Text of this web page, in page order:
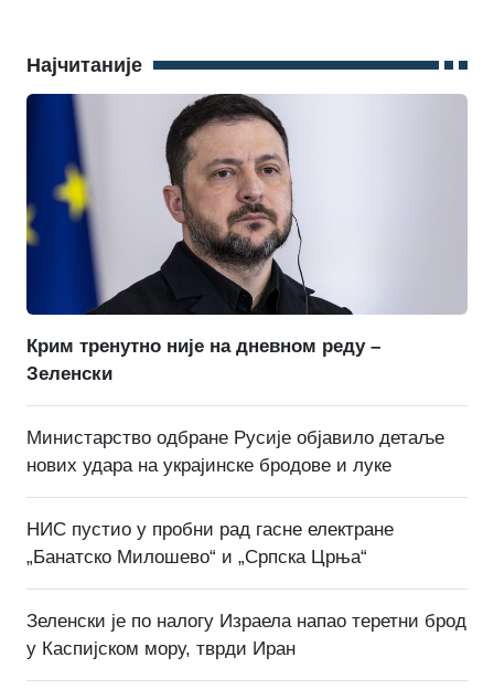
Најчитаније
Крим тренутно није на дневном реду –
Зеленски
Министарство одбране Русије објавило детаље
нових удара на украјинске бродове и луке
НИС пустио у пробни рад гасне електране
„Банатско Милошево“ и „Српска Црња“
Зеленски је по налогу Израела напао теретни брод
у Каспијском мору, тврди Иран